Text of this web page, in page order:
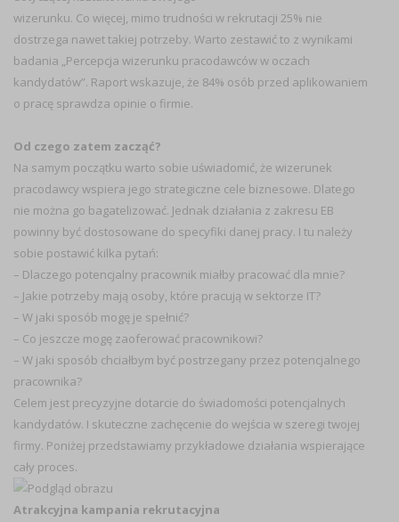
wizerunku. Co więcej, mimo trudności w rekrutacji 25% nie
dostrzega nawet takiej potrzeby. Warto zestawić to z wynikami
badania „Percepcja wizerunku pracodawców w oczach
kandydatów”. Raport wskazuje, że 84% osób przed aplikowaniem
o pracę sprawdza opinie o firmie.
Od czego zatem zacząć?
Na samym początku warto sobie uświadomić, że wizerunek
pracodawcy wspiera jego strategiczne cele biznesowe. Dlatego
nie można go bagatelizować. Jednak działania z zakresu EB
powinny być dostosowane do specyfiki danej pracy. I tu należy
sobie postawić kilka pytań:
– Dlaczego potencjalny pracownik miałby pracować dla mnie?
– Jakie potrzeby mają osoby, które pracują w sektorze IT?
– W jaki sposób mogę je spełnić?
– Co jeszcze mogę zaoferować pracownikowi?
– W jaki sposób chciałbym być postrzegany przez potencjalnego
pracownika?
Celem jest precyzyjne dotarcie do świadomości potencjalnych
kandydatów. I skuteczne zachęcenie do wejścia w szeregi twojej
firmy. Poniżej przedstawiamy przykładowe działania wspierające
cały proces.
Atrakcyjna kampania rekrutacyjna